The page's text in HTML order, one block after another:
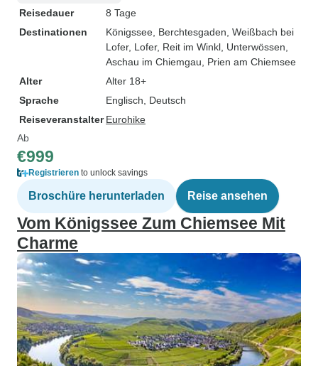
Reisedauer
8 Tage
Destinationen
Königssee , Berchtesgaden , Weißbach bei
Lofer, Lofer, Reit im Winkl , Unterwössen
Aschau im Chiemgau , Prien am Chiemsee
Alter
Alter 18+
Sprache
Englisch, Deutsch
Reiseveranstalter Eurohike
Ab
€999
Registrieren to unlock savings
Broschüre herunterladen Reise ansehen
Vom Königssee Zum Chiemsee Mit
Charme